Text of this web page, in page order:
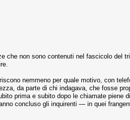
non sono contenuti nel fascicolo del
nemmeno per quale mo­tivo, con
da parte di chi inda­gava, che fosse
prima e subito do­po le chiamate piene
concluso gli in­quirenti — in quei